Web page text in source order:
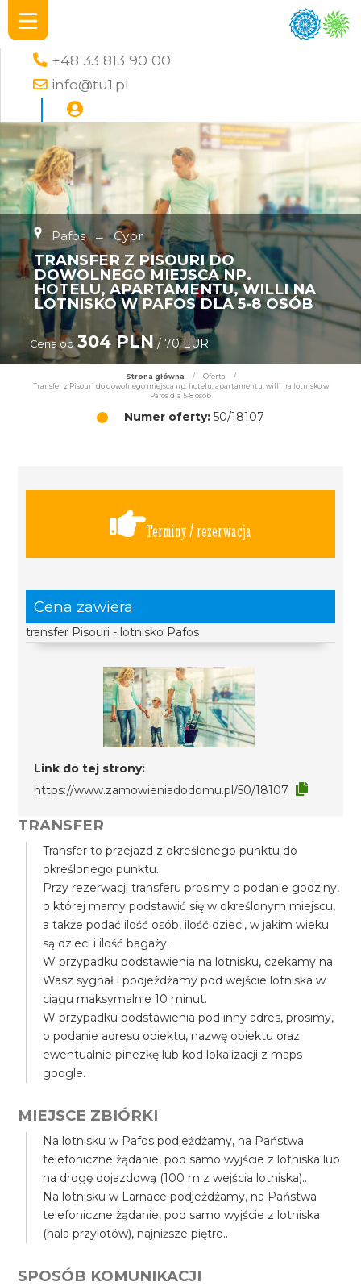
+48 33 813 90 00
info@tu1.pl
Pafos → Cypr
TRANSFER Z PISOURI DO
DOWOLNEGO MIEJSCA NP.
HOTELU, APARTAMENTU, WILLI NA
LOTNISKO W PAFOS DLA 5-8 OSÓB
Cena od 304 PLN/ 70 EUR
Strona główna / Oferta
/
Transfer z Pisouri do dowolnego miejsca np. hotelu, apartamentu, willi na lotnisko w
Pafos dla 5-8 osób
Numer oferty: 50/18107
Terminy / rezerwacja
Cena zawiera
transfer Pisouri - lotnisko Pafos
Link do tej strony:
https://www.zamowieniadodomu.pl/50/18107
TRANSFER
Transfer to przejazd z określonego punktu do
określonego punktu.
Przy rezerwacji transferu prosimy o podanie godziny,
o której mamy podstawić się w określonym miejscu,
a także podać ilość osób, ilość dzieci, w jakim wieku
są dzieci i ilość bagaży.
W przypadku podstawienia na lotnisku, czekamy na
Wasz sygnał i podjeżdżamy pod wejście lotniska w
ciągu maksymalnie 10 minut.
W przypadku podstawienia pod inny adres, prosimy,
o podanie adresu obiektu, nazwę obiektu oraz
ewentualnie pinezkę lub kod lokalizacji z maps
google.
MIEJSCE ZBIÓRKI
Na lotnisku w Pafos podjeżdżamy, na Państwa
telefoniczne żądanie, pod samo wyjście z lotniska lub
na drogę dojazdową (100 m z wejścia lotniska)..
Na lotnisku w Larnace podjeżdżamy, na Państwa
telefoniczne żądanie, pod samo wyjście z lotniska
(hala przylotów), najniższe piętro..
SPOSÓB KOMUNIKACJI